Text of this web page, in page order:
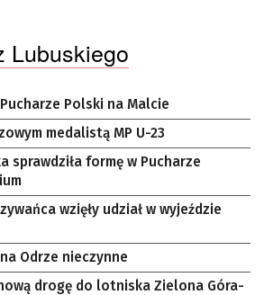
Lubuskiego
Polski na Malcie
medalistą MP U-23
sprawdziła formę w Pucharze
wzięły udział w wyjeździe
Odrze nieczynne
drogę do lotniska Zielona Góra-